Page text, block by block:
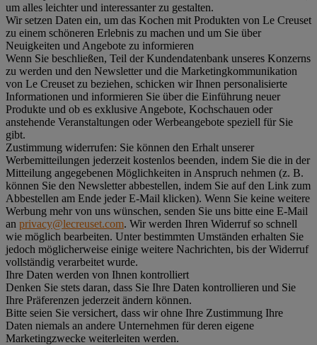
um alles leichter und interessanter zu gestalten.
Wir setzen Daten ein, um das Kochen mit Produkten von Le Creuset
zu einem schöneren Erlebnis zu machen und um Sie über
Neuigkeiten und Angebote zu informieren
Wenn Sie beschließen, Teil der Kundendatenbank unseres Konzerns
zu werden und den Newsletter und die Marketingkommunikation
von Le Creuset zu beziehen, schicken wir Ihnen personalisierte
Informationen und informieren Sie über die Einführung neuer
Produkte und ob es exklusive Angebote, Kochschauen oder
anstehende Veranstaltungen oder Werbeangebote speziell für Sie
gibt.
Zustimmung widerrufen: Sie können den Erhalt unserer
Werbemitteilungen jederzeit kostenlos beenden, indem Sie die in der
Mitteilung angegebenen Möglichkeiten in Anspruch nehmen (z. B.
können Sie den Newsletter abbestellen, indem Sie auf den Link zum
Abbestellen am Ende jeder E-Mail klicken). Wenn Sie keine weitere
Werbung mehr von uns wünschen, senden Sie uns bitte eine E-Mail
an privacy@lecreuset.com. Wir werden Ihren Widerruf so schnell
wie möglich bearbeiten. Unter bestimmten Umständen erhalten Sie
jedoch möglicherweise einige weitere Nachrichten, bis der Widerruf
vollständig verarbeitet wurde.
Ihre Daten werden von Ihnen kontrolliert
Denken Sie stets daran, dass Sie Ihre Daten kontrollieren und Sie
Ihre Präferenzen jederzeit ändern können.
Bitte seien Sie versichert, dass wir ohne Ihre Zustimmung Ihre
Daten niemals an andere Unternehmen für deren eigene
Marketingzwecke weiterleiten werden.